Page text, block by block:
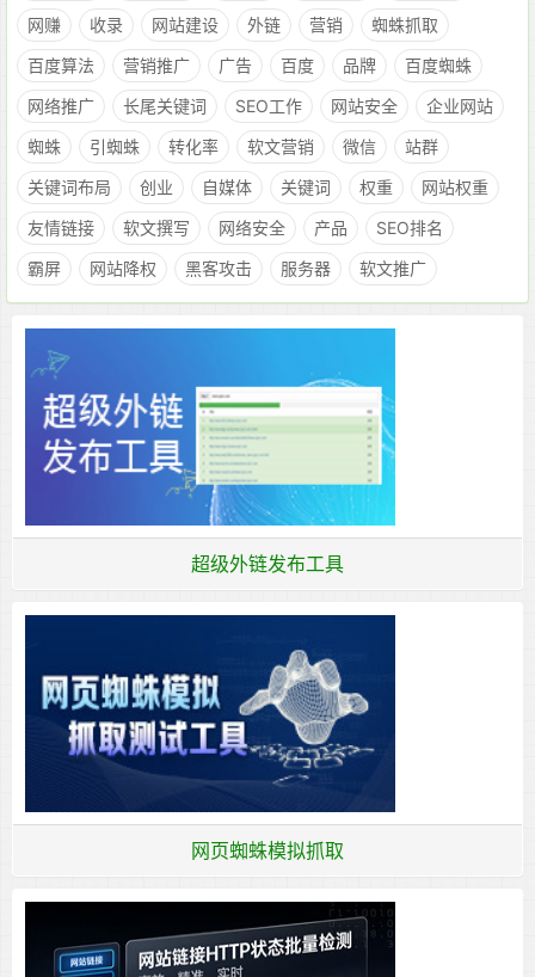
网赚
收录 网站建设 外链 营销
蜘蛛抓取
百度算法
营销推广 广告 百度 品牌
百度蜘蛛
网络推广
长尾关键词 SEO工作 网站安全
企业网站
蜘蛛
引蜘蛛 转化率 软文营销 微信
站群
关键词布局
创业 自媒体 关键词 权重
网站权重
友情链接
软文撰写 网络安全 产品
SEO排名
霸屏
网站降权 黑客攻击 服务器 软文推广
超级外链发布工具
网页蜘蛛模拟抓取